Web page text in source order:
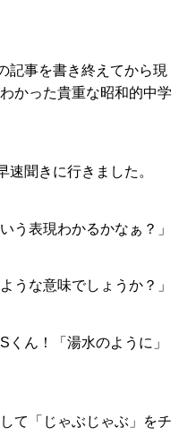
記事を書き終えてから現
かった貴重な昭和的中学
聞きに行きました。
う表現わかるかなぁ？」
うな意味でしょうか？」
ん！「湯水のように」
て「じゃぶじゃぶ」をチ